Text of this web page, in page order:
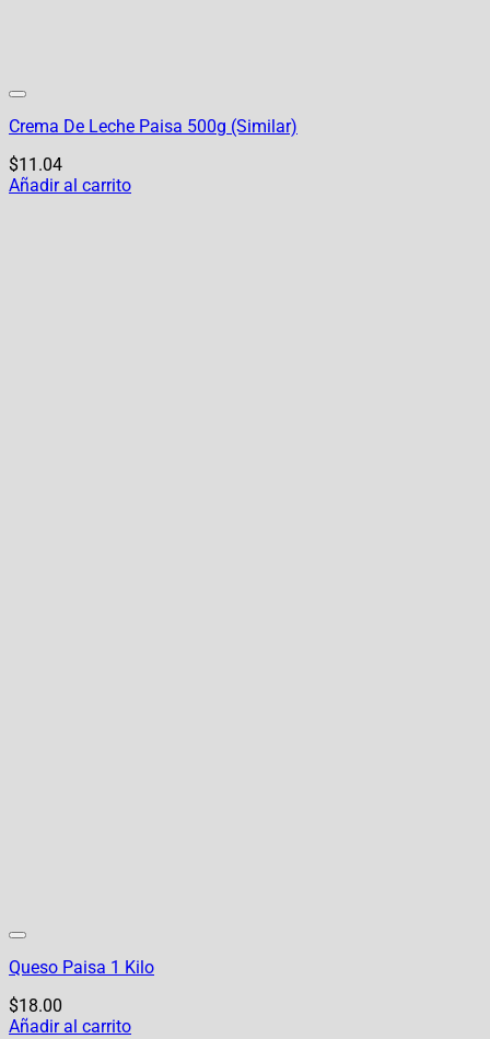
Crema De Leche Paisa 500g (Similar)
$11.04
Añadir al carrito
Queso Paisa 1 Kilo
$18.00
Añadir al carrito